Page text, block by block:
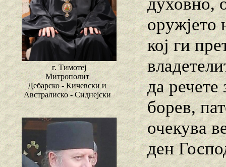
г. Тимотеј
Митрополит
Дебарско - Кичевски и
Австралиско - Сиднејски
оружјето
кој ги
да
борев,
очекува
ден